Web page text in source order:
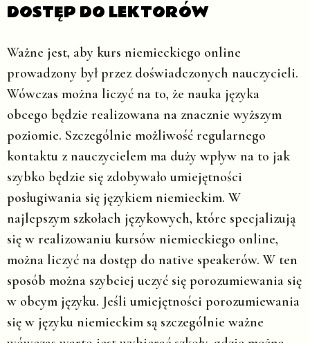
DOSTĘP DO LEKTORÓW
Ważne jest, aby kurs niemieckiego online
prowadzony był przez doświadczonych nauczycieli.
Wówczas można liczyć na to, że nauka języka
obcego będzie realizowana na znacznie wyższym
poziomie. Szczególnie możliwość regularnego
kontaktu z nauczycielem ma duży wpływ na to jak
szybko będzie się zdobywało umiejętności
posługiwania się językiem niemieckim. W
najlepszym szkołach językowych, które specjalizują
się w realizowaniu kursów niemieckiego online,
można liczyć na dostęp do native speakerów. W ten
sposób można szybciej uczyć się porozumiewania się
w obcym języku. Jeśli umiejętności porozumiewania
się w języku niemieckim są szczególnie ważne